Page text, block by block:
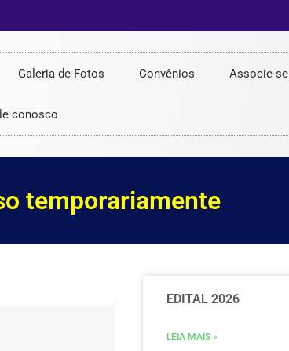
Galeria de Fotos Convênios Associe-se
conosco
temporariamente
EDITAL 2026
LEIA MAIS »